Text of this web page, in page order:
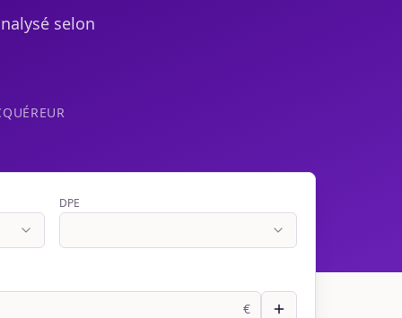
selon
DPE
€